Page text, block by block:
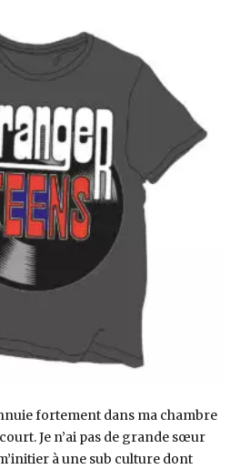
fortement dans ma chambre
Je n’ai pas de grande sœur
à une sub culture dont